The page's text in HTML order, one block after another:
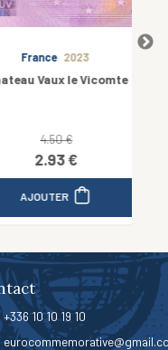
+336 10 10 19 10